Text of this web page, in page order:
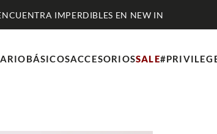
BÁSICOSACCESORIOSSALE